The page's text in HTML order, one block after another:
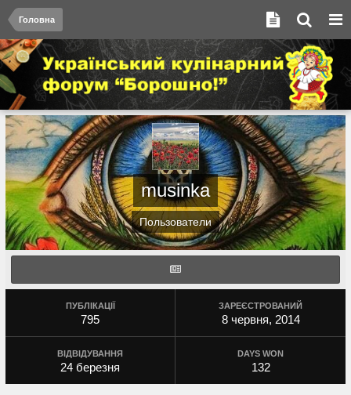
Головна
musinka
Пользователи
ПУБЛІКАЦІЇ
795
ЗАРЕЄСТРОВАНИЙ
8 червня, 2014
ВІДВІДУВАННЯ
24 березня
DAYS WON
132